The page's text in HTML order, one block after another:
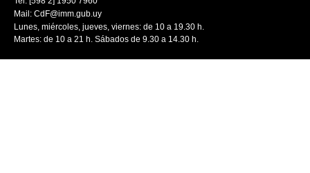
Mail: CdF@imm.gub.uy
Lunes, miércoles, jueves, viernes: de 10 a 19.30 h.
Martes: de 10 a 21 h. Sábados de 9.30 a 14.30 h.